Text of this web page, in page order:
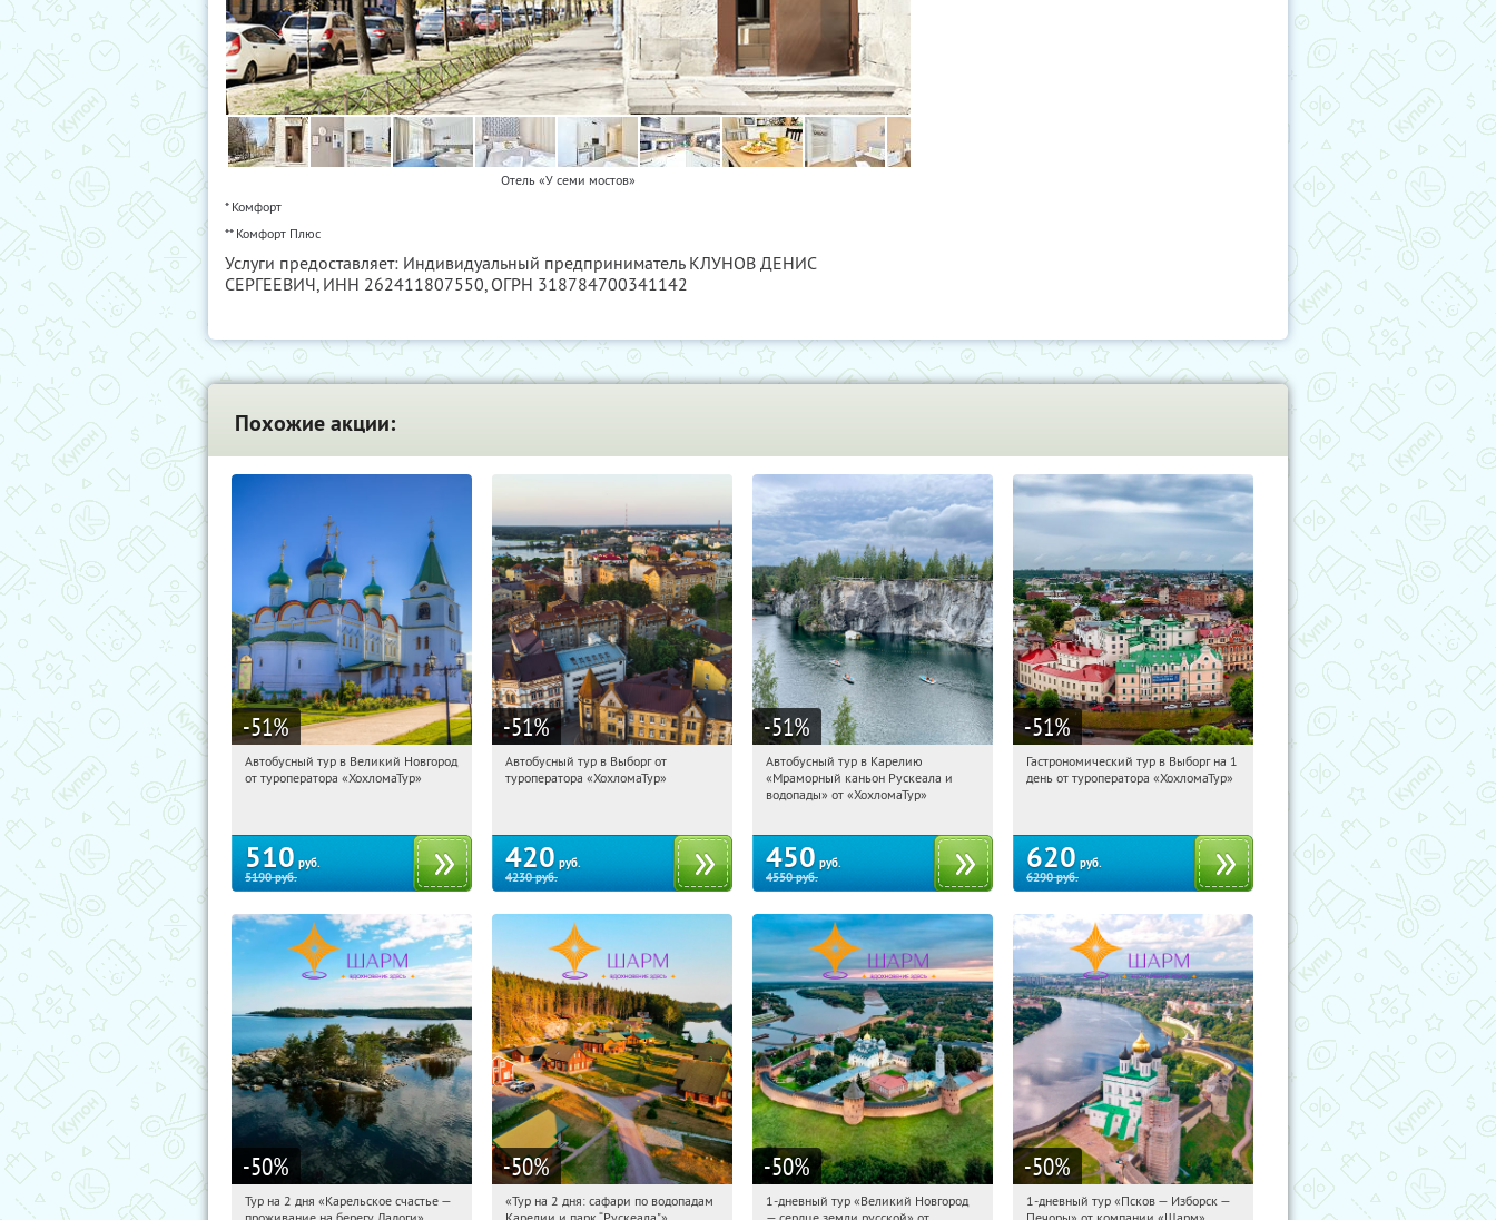
Отель «У семи мостов»
* Комфорт
** Комфорт Плюс
Услуги предоставляет: Индивидуальный предприниматель КЛУНОВ ДЕНИС
СЕРГЕЕВИЧ, ИНН 262411807550, ОГРН 318784700341142
Похожие акции:
-51%
14:46:23 Купили:2
Автобусный тур в Великий Новгород
от туроператора «ХохломаТур»
510 руб.
5190руб.
-51%
14:46:23 Купили:
Автобусный тур в Выборг от
туроператора «ХохломаТур»
420 руб.
4230руб.
-51%
14:46:23 Купили:
Сенная площадь
Автобусный тур в Карелию
«Мраморный каньон Рускеала и
водопады» от «ХохломаТур»
450 руб.
4550руб.
-51%
14:46:23
Купи первым!
Гастрономический тур в Выборг на 1
день от туроператора «ХохломаТур»
620 руб.
6290руб.
-50%
14:46:23 Купили:39
Тур на 2 дня «Карельское счастье —
-50%
14:46:23 Купили:
«Тур на 2 дня: сафари по водопадам
-50%
14:46:23 Купили:22
1-дневный тур «Великий Новгород
-50%
14:46:23 Купили:12
1-дневный тур «Псков — Изборск —